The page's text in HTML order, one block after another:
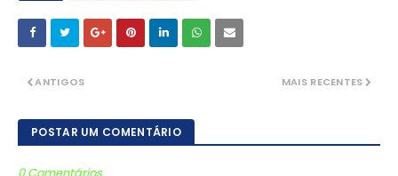
MAIS RECENTES
ANTIGOS
POSTAR UM COMENTÁRIO